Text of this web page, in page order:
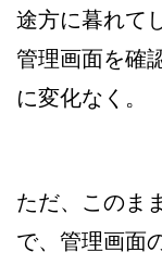
途方に暮れて
管理画面を確
に変化なく。
ただ、このま
で、管理画面